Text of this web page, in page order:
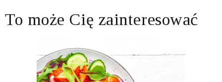
To może Cię zainteresować